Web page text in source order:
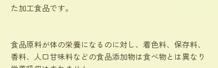
た加工食品です。
食品原料が体の栄養になるのに対し、着色料、保存料、
香料、人口甘味料などの食品添加物は食べ物とは異なり